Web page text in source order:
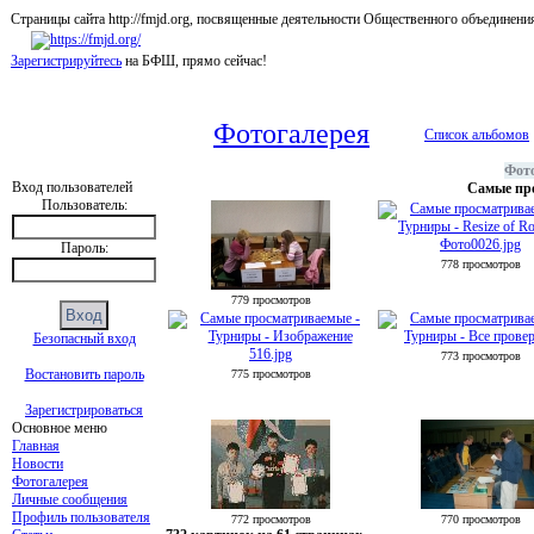
Страницы сайта http://fmjd.org, посвященные деятельности Общественного
Зарегистрируйтесь на БФШ, прямо сейчас!
Вход пользователей
Пользователь:
Пароль:
Безопасный вход
Востановить пароль
Зарегистрироваться
Основное меню
Главная
Новости
Фотогалерея
Личные сообщения
Профиль пользователя
Фотогалерея Список альбомов
Самые
779 просмотров
778 просмотров
775 просмотров
773 просмотров
772 просмотров 770 просмотров